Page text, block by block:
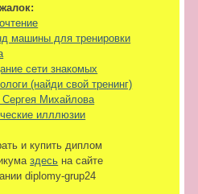
машины для тренировки
сети знакомых
(найди свой тренинг)
Сергея Михайлова
илллюзии
и купить диплом
здесь на сайте
diplomy-grup24